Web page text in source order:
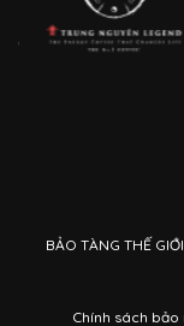
Chính sách bảo
BẢO TÀNG THẾ